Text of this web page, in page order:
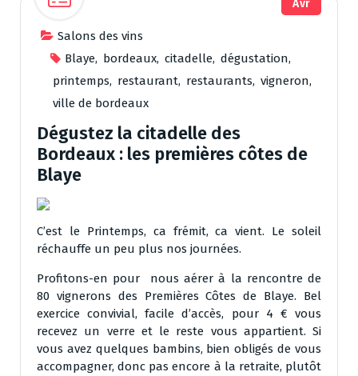
Salons des vins
Blaye, bordeaux, citadelle, dégustation,
printemps, restaurant, restaurants, vigneron,
ville de bordeaux
Avr
Dégustez la citadelle des
Bordeaux : les premières côtes de
Blaye
C’est le Printemps, ca frémit, ca vient. Le soleil
réchauffe un peu plus nos journées.
Profitons-en pour nous aérer à la rencontre de
80 vignerons des Premières Côtes de Blaye. Bel
exercice convivial, facile d’accès, pour 4 € vous
recevez un verre et le reste vous appartient. Si
vous avez quelques bambins, bien obligés de vous
accompagner, donc pas encore à la retraite, plutôt